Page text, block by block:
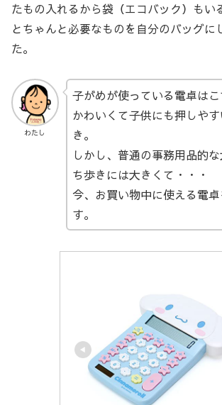
たもの入れるから袋（エコバック）もい
とちゃんと必要なものを自分のバッグに
た。
わたし
子がめが使っている電卓はこ
かわいくて子供にも押しや
き。
しかし、普通の事務用品的
ち歩きには大きくて・・・
今、お買い物中に使える電
す。